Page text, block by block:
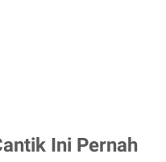
Ini Pernah